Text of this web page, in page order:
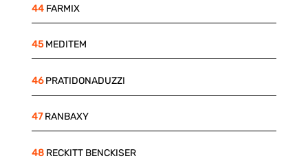
44FARMIX
45MEDITEM
46PRATIDONADUZZI
47RANBAXY
48RECKITT BENCKISER